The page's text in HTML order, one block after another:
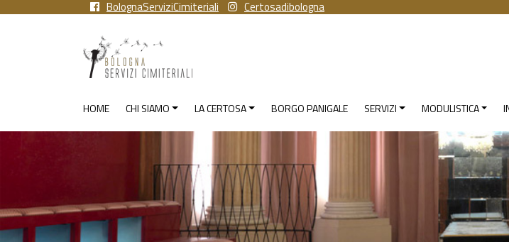
BolognaServiziCimiteriali Certosadibologna
HOME CHI SIAMO LA CERTOSA BORGO PANIGALE SERVIZI MODULISTICA